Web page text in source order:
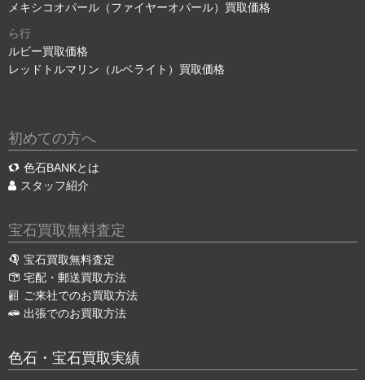
メキシコオパール（ファイヤーオパール）買取価格
ら行
ルビー買取価格
レッドトルマリン（ルベライト）買取価格
初めての方へ
色石BANKとは
スタッフ紹介
宝石買取無料査定
宝石買取無料査定
宅配・郵送買取方法
ご来社でのお買取方法
出張でのお買取方法
色石・宝石買取実績